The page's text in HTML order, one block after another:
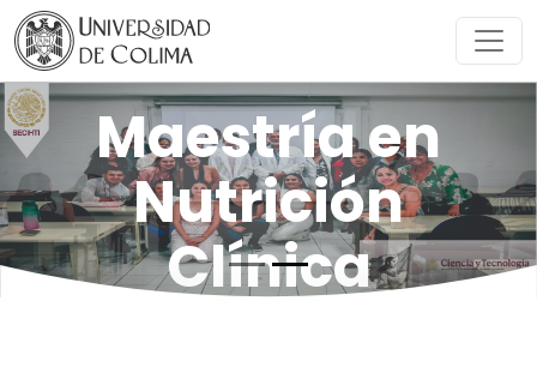
Maestría en
Nutrición
Clínica